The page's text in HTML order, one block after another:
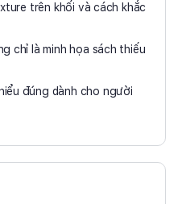
trên khối và cách khắc
chỉ là minh họa sách thiếu
đúng dành cho người